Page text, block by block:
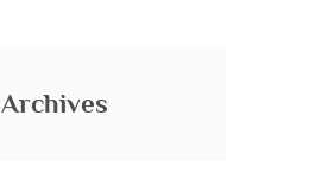
Archives